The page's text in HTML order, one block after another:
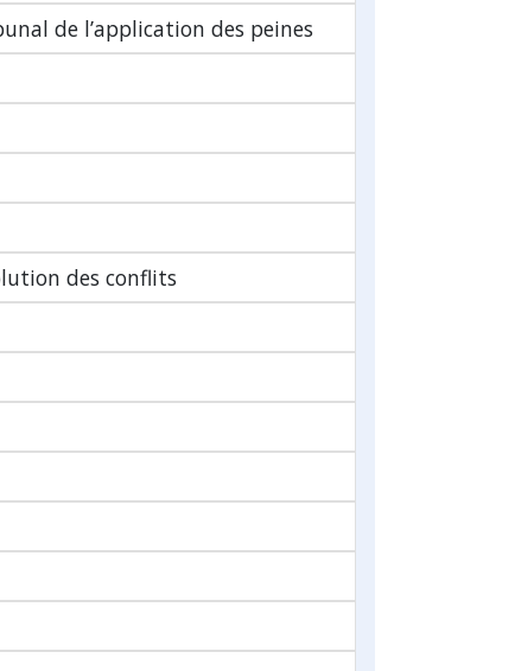
de l’application des peines
des conflits